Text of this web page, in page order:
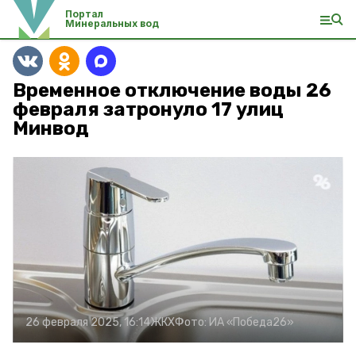
Портал
Минеральных вод
Временное отключение воды 26
февраля затронуло 17 улиц
Минвод
26 февраля 2025, 16:14ЖКХФото: ИА «Победа26»